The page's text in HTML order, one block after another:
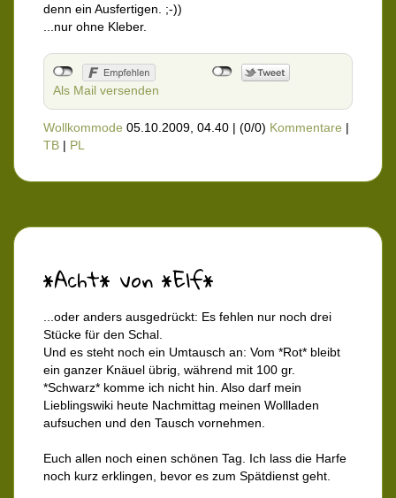
denn ein Ausfertigen. ;-))
...nur ohne Kleber.
Als Mail versenden
Wollkommode 05.10.2009, 04.40 | (0/0) Kommentare |
TB | PL
*Acht* von *Elf*
...oder anders ausgedrückt: Es fehlen nur noch drei
Stücke für den Schal.
Und es steht noch ein Umtausch an: Vom *Rot* bleibt
ein ganzer Knäuel übrig, während mit 100 gr.
*Schwarz* komme ich nicht hin. Also darf mein
Lieblingswiki heute Nachmittag meinen Wollladen
aufsuchen und den Tausch vornehmen.
Euch allen noch einen schönen Tag. Ich lass die Harfe
noch kurz erklingen, bevor es zum Spätdienst geht.